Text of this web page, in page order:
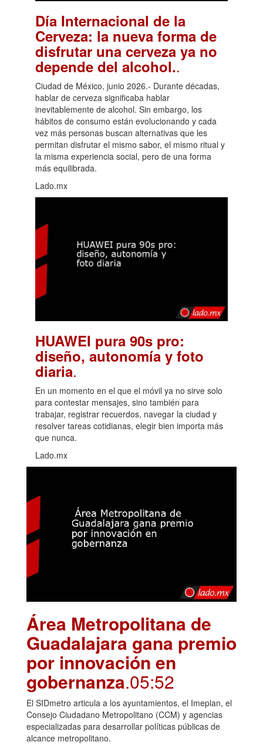
Día Internacional de la
Cerveza: la nueva forma de
disfrutar una cerveza ya no
depende del alcohol..
Ciudad de México, junio 2026.- Durante décadas,
hablar de cerveza significaba hablar
inevitablemente de alcohol. Sin embargo, los
hábitos de consumo están evolucionando y cada
vez más personas buscan alternativas que les
permitan disfrutar el mismo sabor, el mismo ritual y
la misma experiencia social, pero de una forma
más equilibrada.
Lado.mx
HUAWEI pura 90s pro:
diseño, autonomía y foto
diaria.
En un momento en el que el móvil ya no sirve solo
para contestar mensajes, sino también para
trabajar, registrar recuerdos, navegar la ciudad y
resolver tareas cotidianas, elegir bien importa más
que nunca.
Lado.mx
Área Metropolitana de
Guadalajara gana premio
por innovación en
gobernanza.05:52
El SIDmetro articula a los ayuntamientos, el Imeplan, el
Consejo Ciudadano Metropolitano (CCM) y agencias
especializadas para desarrollar políticas públicas de
alcance metropolitano.